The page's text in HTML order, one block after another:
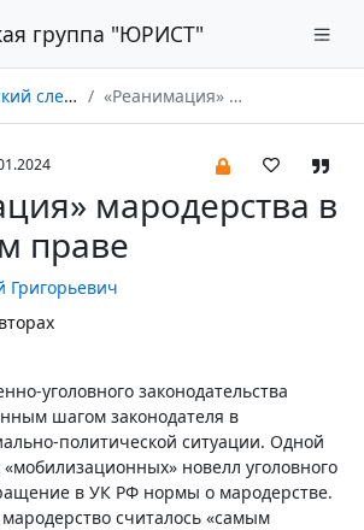
группа "ЮРИСТ"
№ 01/2024 «Реанимация» мародерства в уголовном праве
мародерства в
праве
Григорьевич
уголовного законодательства
шагом законодателя в
политической ситуации. Одной
новелл уголовного
в УК РФ нормы о мародерстве.
считалось «самым